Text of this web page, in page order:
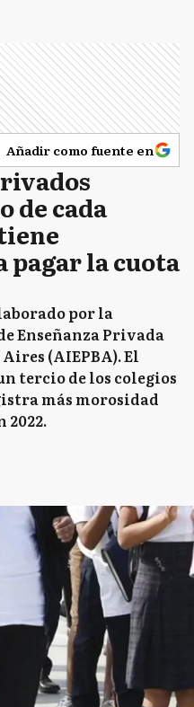
Areco
Añadir como fuente en
de cada
la cuota
por la
Enseñanza Privada
(AIEPBA). El
tercio de los colegios
más morosidad
2022.